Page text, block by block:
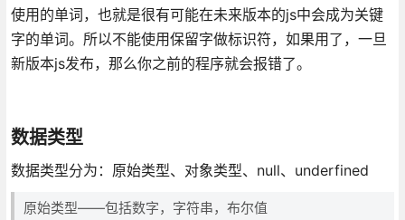
使用的单词，也就是很有可能在未来版本的js中会成为关键
字的单词。所以不能使用保留字做标识符，如果用了，一旦
新版本js发布，那么你之前的程序就会报错了。
数据类型
数据类型分为：原始类型、对象类型、null、underfined
原始类型——包括数字，字符串，布尔值